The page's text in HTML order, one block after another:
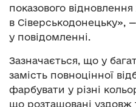
показового
в Сіверськодонецьку»,
у повідомленні.
Зазначається, що у
замість повноцінної
фарбувати у різні
що розташовані уздовж